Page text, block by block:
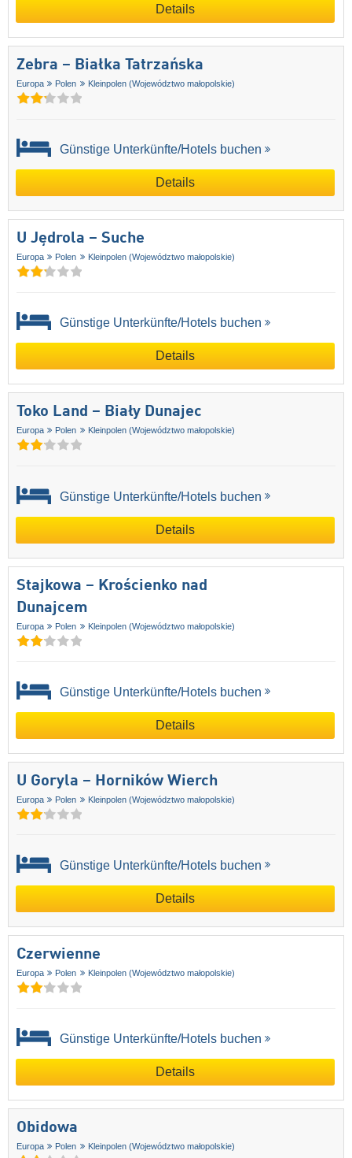
Details
Zebra – Białka Tatrzańska
Europa Polen Kleinpolen (Województwo małopolskie)
Günstige Unterkünfte/Hotels buchen
Details
U Jędrola – Suche
Europa Polen Kleinpolen (Województwo małopolskie)
Günstige Unterkünfte/Hotels buchen
Details
Toko Land – Biały Dunajec
Europa Polen Kleinpolen (Województwo małopolskie)
Günstige Unterkünfte/Hotels buchen
Details
Stajkowa – Krościenko nad
Dunajcem
Europa Polen Kleinpolen (Województwo małopolskie)
Günstige Unterkünfte/Hotels buchen
Details
U Goryla – Horników Wierch
Europa Polen Kleinpolen (Województwo małopolskie)
Günstige Unterkünfte/Hotels buchen
Details
Czerwienne
Europa Polen Kleinpolen (Województwo małopolskie)
Günstige Unterkünfte/Hotels buchen
Details
Obidowa
Europa Polen Kleinpolen (Województwo małopolskie)